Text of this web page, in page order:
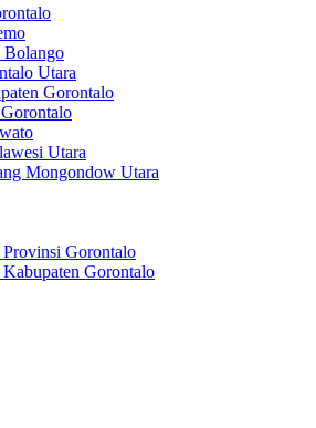
Bolango
Utara
Gorontalo
Utara
Mongondow Utara
Gorontalo
Gorontalo